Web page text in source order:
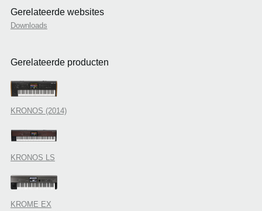
Gerelateerde websites
Downloads
Gerelateerde producten
KRONOS (2014)
KRONOS LS
KROME EX